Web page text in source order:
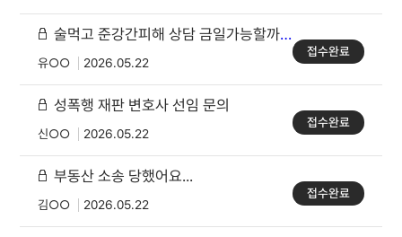
술먹고 준강간피해 상담 금일가능할까요??
유○○ 2026.05.22
접수완료
성폭행 재판 변호사 선임 문의
신○○ 2026.05.22
접수완료
부동산 소송 당했어요...
김○○ 2026.05.22
접수완료